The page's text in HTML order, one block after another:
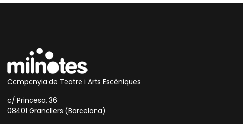
Companyia de Teatre i Arts Escèniques
c/ Princesa, 36
08401 Granollers (Barcelona)